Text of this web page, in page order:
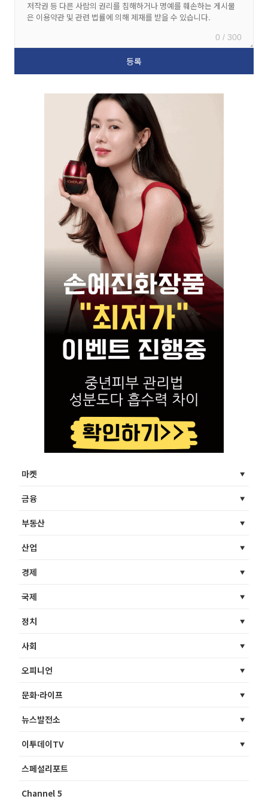
0 / 300
마켓
금융
부동산
산업
경제
국제
정치
사회
오피니언
문화·라이프
뉴스발전소
이투데이TV
스페셜리포트
Channel 5